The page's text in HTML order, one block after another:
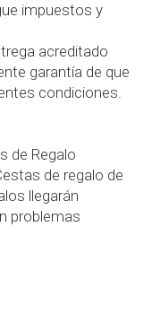
impuestos y
acreditado
garantía de que
condiciones.
de Regalo
de regalo de
llegarán
problemas